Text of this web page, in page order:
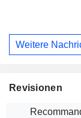
Weitere
Revisionen